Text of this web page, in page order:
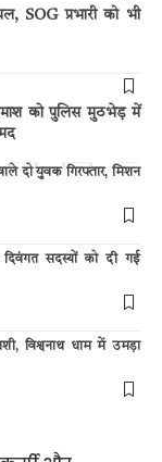
SOG प्रभारी को भी
को पुलिस मुठभेड़ में
दो युवक गिरफ्तार, मिशन
दिवंगत सदस्यों को दी गई
विश्वनाथ धाम में उमड़ा